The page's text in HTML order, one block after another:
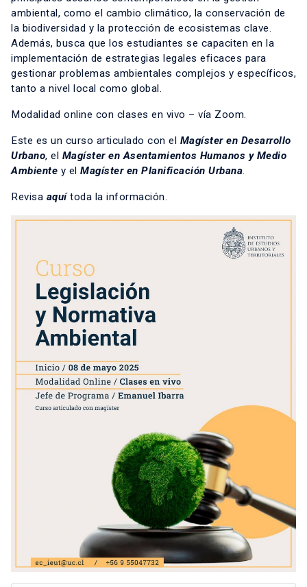
ambiental, como el cambio climático, la conservación de
la biodiversidad y la protección de ecosistemas clave.
Además, busca que los estudiantes se capaciten en la
implementación de estrategias legales eficaces para
gestionar problemas ambientales complejos y específicos,
tanto a nivel local como global.
Modalidad online con clases en vivo – vía Zoom.
Este es un curso articulado con el Magíster en Desarrollo
Urbano, el Magíster en Asentamientos Humanos y Medio
Ambiente y el Magíster en Planificación Urbana.
Revisa aquítoda la información.